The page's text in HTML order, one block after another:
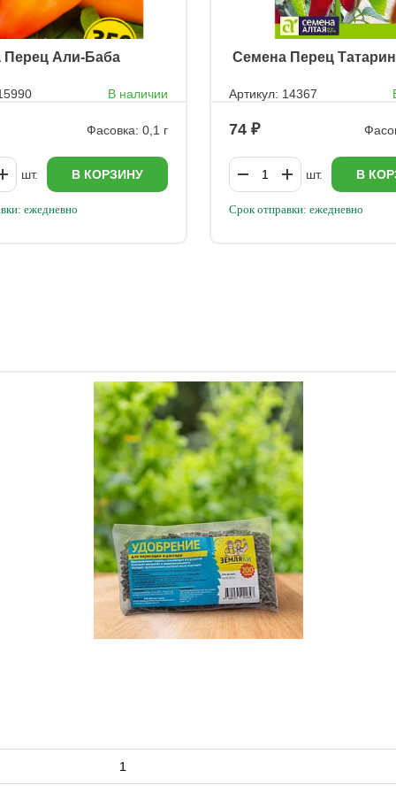
Перец Али-Баба
В наличии
Фасовка: 0,1 г
шт. В КОРЗИНУ
ежедневно
ㅤ Семена Перец Татарин
Артикул: 14367
74
шт. В
Срок отправки: ежедневно